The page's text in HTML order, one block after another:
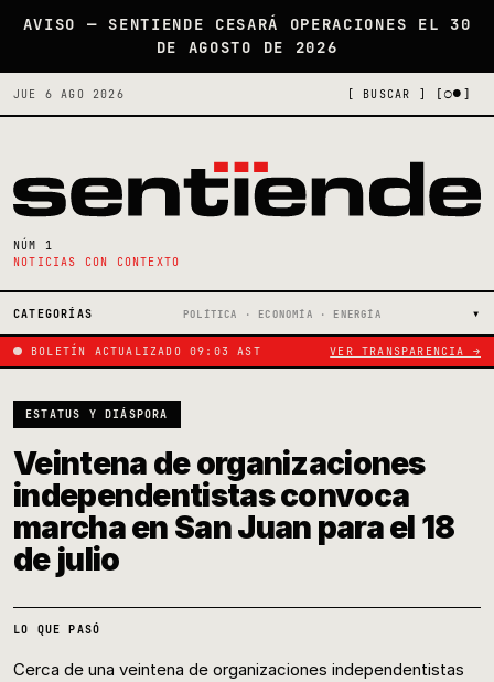
AVISO — SENTIENDE CESARÁ OPERACIONES EL 30
DE AGOSTO DE 2026
JUE 6 AGO 2026 [ BUSCAR ] [○●]
NÚM 1
NOTICIAS CON CONTEXTO
CATEGORÍAS POLÍTICA · ECONOMÍA · ENERGÍA
BOLETÍN ACTUALIZADO 09:03 AST VER TRANSPARENCIA →
ESTATUS Y DIÁSPORA
Veintena de organizaciones
independentistas convoca
marcha en San Juan para el 18
de julio
LO QUE PASÓ
Cerca de una veintena de organizaciones independentistas